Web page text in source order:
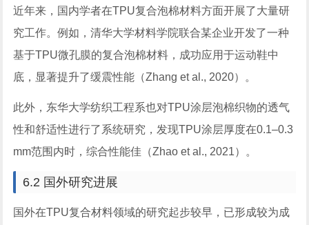
近年来，国内学者在TPU复合泡棉材料方面开展了大量研
究工作。例如，清华大学材料学院联合某企业开发了一种
基于TPU微孔膜的复合泡棉材料，成功应用于运动鞋中
底，显著提升了缓震性能（Zhang et al., 2020）。
此外，东华大学纺织工程系也对TPU涂层泡棉织物的透气
性和舒适性进行了系统研究，发现TPU涂层厚度在0.1–0.3
mm范围内时，综合性能佳（Zhao et al., 2021）。
6.2 国外研究进展
国外在TPU复合材料领域的研究起步较早，已形成较为成